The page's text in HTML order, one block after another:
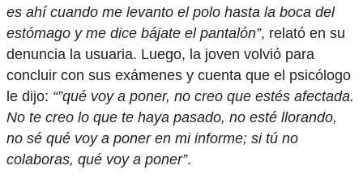
es ahí cuando me levanto el polo hasta la boca del
estómago y me dice bájate el pantalón”, relató en su
denuncia la usuaria. Luego, la joven volvió para
concluir con sus exámenes y cuenta que el psicólogo
le dijo: “”qué voy a poner, no creo que estés afectada.
No te creo lo que te haya pasado, no esté llorando,
no sé qué voy a poner en mi informe; si tú no
colaboras, qué voy a poner”.